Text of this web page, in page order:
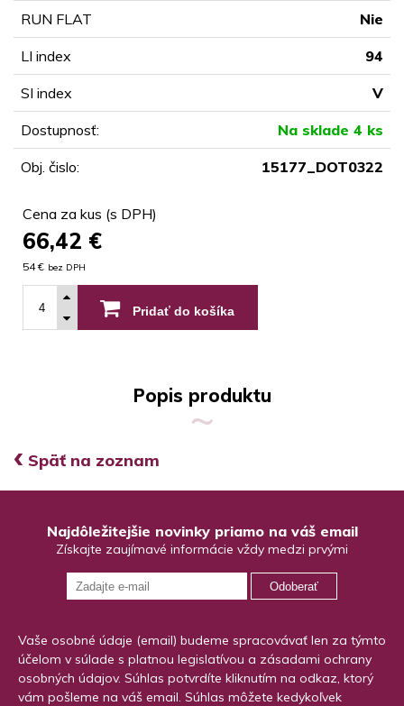
RUN FLAT Nie
LI index 94
SI index V
Dostupnosť: Na sklade 4 ks
Obj. čislo: 15177_DOT0322
Cena za kus (s DPH)
66,42 €
54 € bez DPH
Pridať do košíka
Popis produktu
‹ Späť na zoznam
Najdôležitejšie novinky priamo na váš email
Získajte zaujímavé informácie vždy medzi prvými
Odoberať
Vaše osobné údaje (email) budeme spracovávať len za týmto
účelom v súlade s platnou legislatívou a zásadami ochrany
osobných údajov. Súhlas potvrdíte kliknutím na odkaz, ktorý
vám pošleme na váš email. Súhlas môžete kedykoľvek